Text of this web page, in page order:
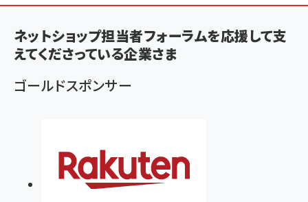
く
ず
ネットショップ担当者フォーラムを応援して支
えてくださっている企業さま
ゴールドスポンサー